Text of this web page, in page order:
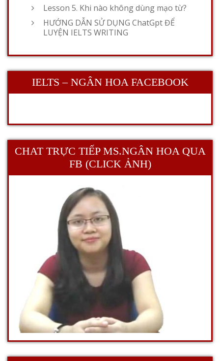
Lesson 5. Khi nào không dùng mạo từ?
HƯỚNG DẪN SỬ DỤNG ChatGpt ĐỂ
LUYỆN IELTS WRITING
IELTS – NGÂN HOA FACEBOOK
CHAT TRỰC TIẾP MS.NGÂN HOA QUA
FB (CLICK ẢNH)